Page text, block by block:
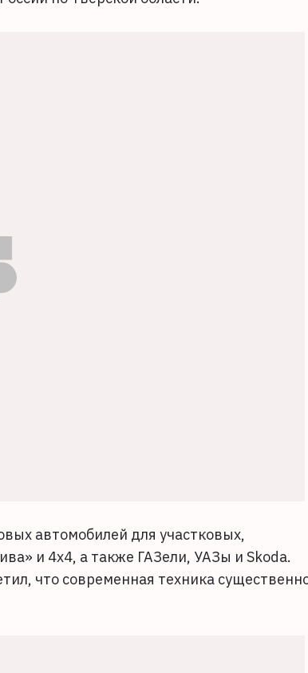
автомобилей для участковых,
и 4х4, а также ГАЗели, УАЗы и Skoda.
что современная техника